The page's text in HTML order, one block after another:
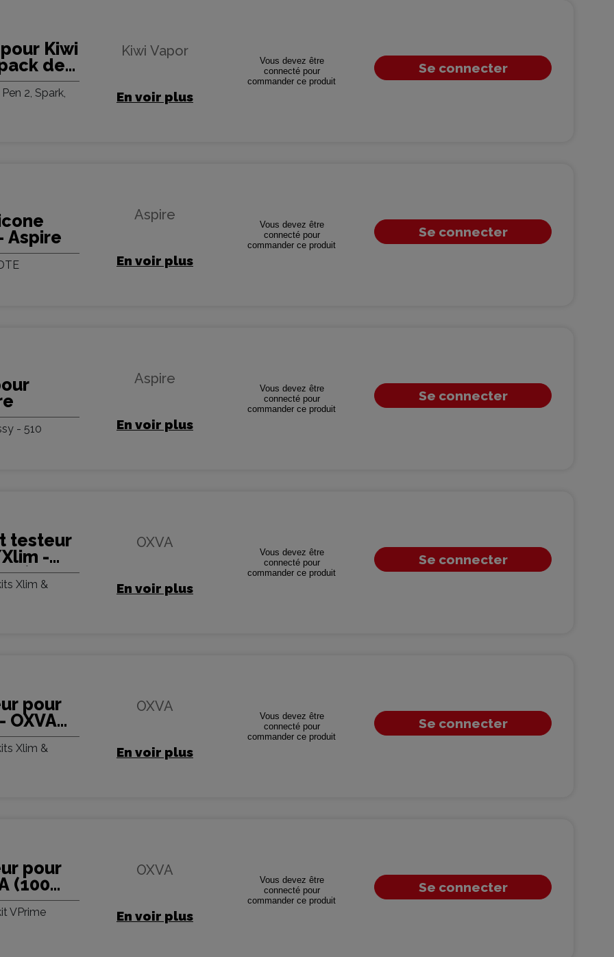
Kiwi
de
2, Spark,
Kiwi Vapor
En voir plus
Vous devez être
connecté pour
commander ce produit
Se connecter
Aspire
Aspire
En voir plus
Vous devez être
connecté pour
commander ce produit
Se connecter
- 510
Aspire
En voir plus
Vous devez être
connecté pour
commander ce produit
Se connecter
testeur
-
Xlim &
OXVA
En voir plus
Vous devez être
connecté pour
commander ce produit
Se connecter
pour
Xlim &
OXVA
En voir plus
Vous devez être
connecté pour
commander ce produit
Se connecter
pour
(100
VPrime
OXVA
En voir plus
Vous devez être
connecté pour
commander ce produit
Se connecter